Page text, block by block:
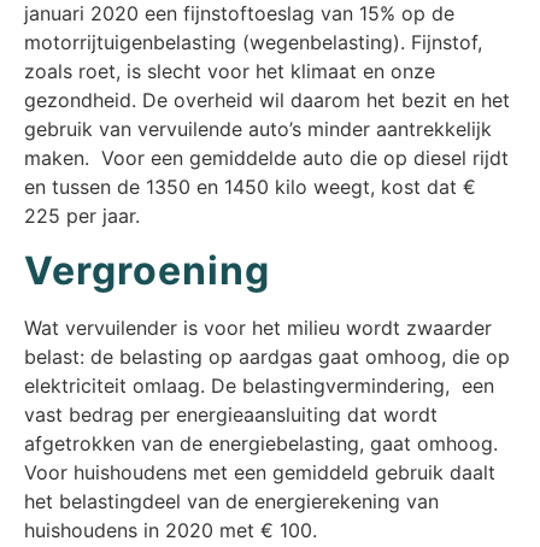
januari 2020 een fijnstoftoeslag van 15% op de
motorrijtuigenbelasting (wegenbelasting). Fijnstof,
zoals roet, is slecht voor het klimaat en onze
gezondheid. De overheid wil daarom het bezit en het
gebruik van vervuilende auto’s minder aantrekkelijk
maken. Voor een gemiddelde auto die op diesel rijdt
en tussen de 1350 en 1450 kilo weegt, kost dat €
225 per jaar.
Vergroening
Wat vervuilender is voor het milieu wordt zwaarder
belast: de belasting op aardgas gaat omhoog, die op
elektriciteit omlaag. De belastingvermindering, een
vast bedrag per energieaansluiting dat wordt
afgetrokken van de energiebelasting, gaat omhoog.
Voor huishoudens met een gemiddeld gebruik daalt
het belastingdeel van de energierekening van
huishoudens in 2020 met € 100.